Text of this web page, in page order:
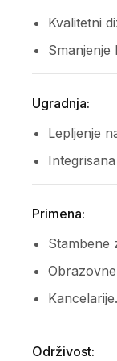
Kvalitetni
Ugradnja:
Lepljenje
Primena:
Stambene
Kancelarije.
Održivost: